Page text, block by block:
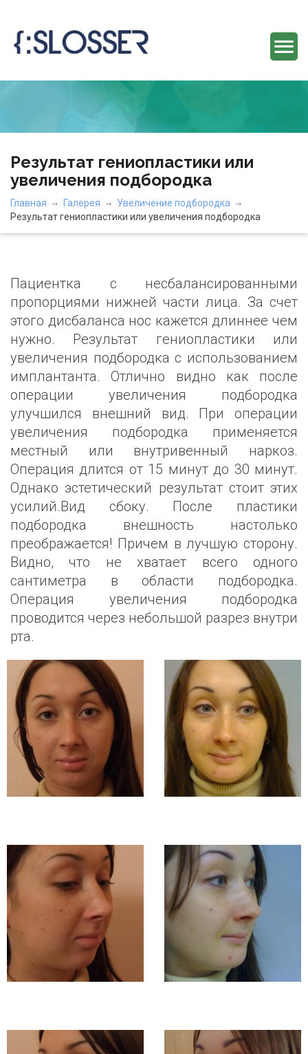
Результат гениопластики или
увеличения подбородка
Главная Галерея
Увеличение подбородка
Результат гениопластики или увеличения подбородка
Пациентка с несбалансированными
пропорциями нижней части лица. За счет
этого дисбаланса нос кажется длиннее чем
нужно. Результат гениопластики или
увеличения подбородка с использованием
имплантанта. Отлично видно как после
операции увеличения подбородка
улучшился внешний вид. При операции
увеличения подбородка применяется
местный или внутривенный наркоз.
Операция длится от 15 минут до 30 минут.
Однако эстетический результат стоит этих
усилий.Вид сбоку. После пластики
подбородка внешность настолько
преображается! Причем в лучшую сторону.
Видно, что не хватает всего одного
сантиметра в области подбородка.
Операция увеличения подбородка
проводится через небольшой разрез внутри
рта.